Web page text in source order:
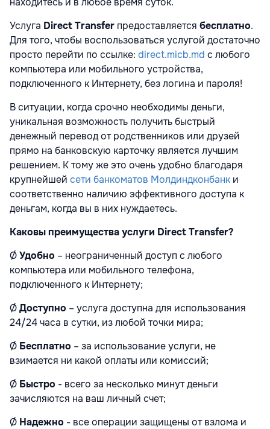
Услуга Direct Transfer предоставляется бесплатно.
Для того, чтобы воспользоваться услугой достаточно
просто перейти по ссылке: direct.micb.md с любого
компьютера или мобильного устройства,
подключенного к Интернету, без логина и пароля!
В ситуации, когда срочно необходимы деньги,
уникальная возможность получить быстрый
денежный перевод от родственников или друзей
прямо на банковскую карточку является лучшим
решением. К тому же это очень удобно благодаря
крупнейшей сети банкоматов Молдиндконбанк и
соответственно наличию эффективного доступа к
деньгам, когда вы в них нуждаетесь.
Каковы преимущества услуги Direct Transfer?
ØУдобно – неограниченный доступ с любого
компьютера или мобильного телефона,
подключенного к Интернету;
ØДоступно – услуга доступна для использования
24/24 часа в сутки, из любой точки мира;
Ø Бесплатно – за использование услуги, не
взимается ни какой оплаты или комиссий;
Ø Быстро - всего за несколько минут деньги
зачисляются на ваш личный счет;
Ø Надежно - все операции защищены от взлома и